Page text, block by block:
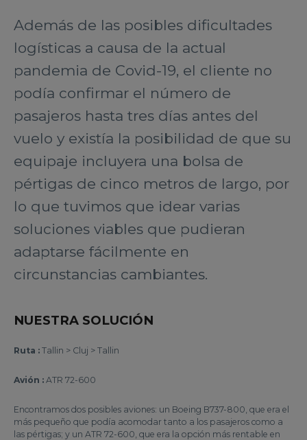
Además de las posibles dificultades
logísticas a causa de la actual
pandemia de Covid-19, el cliente no
podía confirmar el número de
pasajeros hasta tres días antes del
vuelo y existía la posibilidad de que su
equipaje incluyera una bolsa de
pértigas de cinco metros de largo, por
lo que tuvimos que idear varias
soluciones viables que pudieran
adaptarse fácilmente en
circunstancias cambiantes.
NUESTRA SOLUCIÓN
Ruta : Tallin > Cluj > Tallin
Avión : ATR 72-600
Encontramos dos posibles aviones: un Boeing B737-800, que era el
más pequeño que podía acomodar tanto a los pasajeros como a
las pértigas; y un ATR 72-600, que era la opción más rentable en